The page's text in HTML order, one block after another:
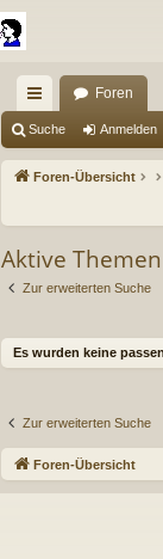
ch
ne
riff
Foren
Suche Anmelden
Foren-Übersicht
Aktive Themen
Zur erweiterten Suche
Es wurden keine
Zur erweiterten Suche
Foren-Übersicht